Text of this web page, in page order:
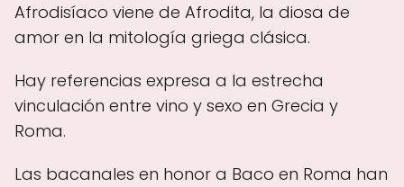
Afrodisíaco viene de Afrodita, la diosa de
amor en la mitología griega clásica.
Hay referencias expresa a la estrecha
vinculación entre vino y sexo en Grecia y
Roma.
Las bacanales en honor a Baco en Roma han